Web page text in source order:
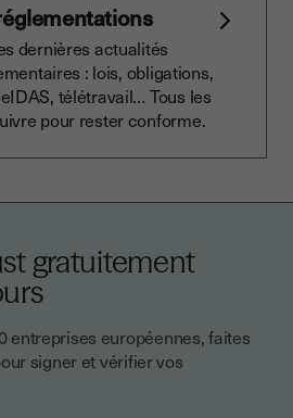
dernières actualités
: lois, obligations,
télétravail… Tous les
pour rester conforme.
gratuitement
entreprises européennes, faites
signer et vérifier vos